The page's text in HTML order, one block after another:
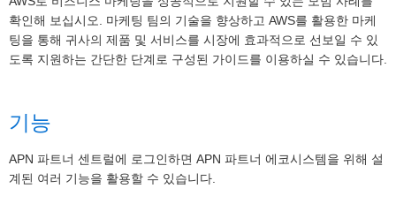
확인해 보십시오. 마케팅 팀의 기술을 향상하고 AWS를 활용한 마케
팅을 통해 귀사의 제품 및 서비스를 시장에 효과적으로 선보일 수 있
도록 지원하는 간단한 단계로 구성된 가이드를 이용하실 수 있습니다.
기능
APN 파트너 센트럴에 로그인하면 APN 파트너 에코시스템을 위해 설
계된 여러 기능을 활용할 수 있습니다.